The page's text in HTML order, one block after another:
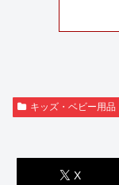
キッズ・ベビー用品
X